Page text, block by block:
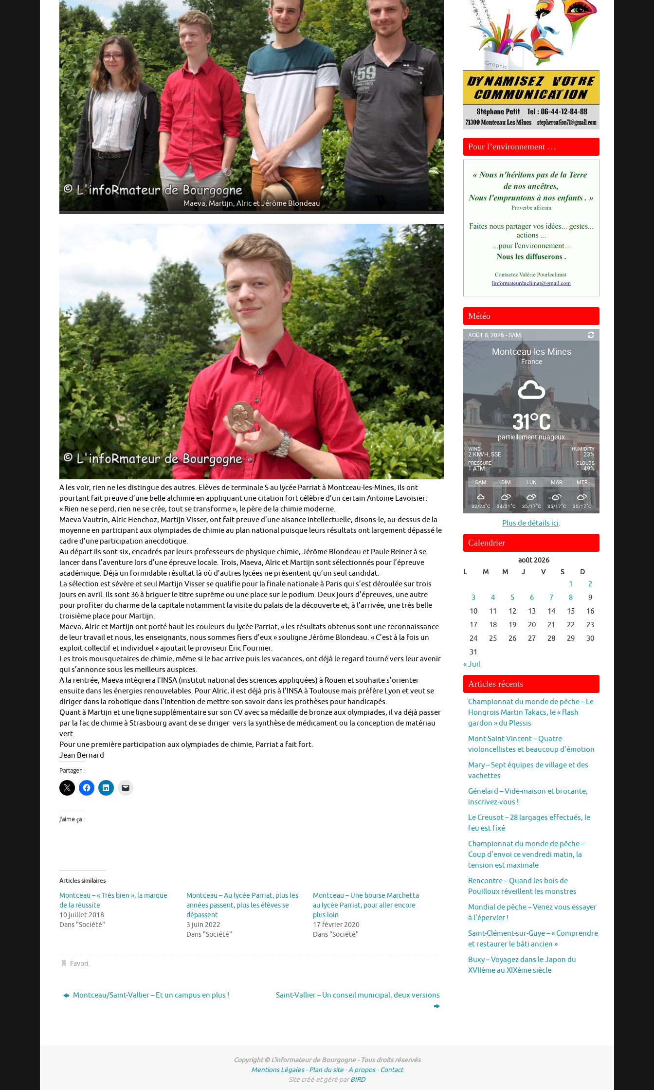
Maeva, Martijn, Alric et Jérôme Blondeau
A les voir, rien ne les distingue des autres. Elèves de terminale S au lycée Parriat à Montceau-les-Mines, ils ont
pourtant fait preuve d’une belle alchimie en appliquant une citation fort célèbre d’un certain Antoine Lavoisier:
« Rien ne se perd, rien ne se crée, tout se transforme », le père de la chimie moderne.
Maeva Vautrin, Alric Henchoz, Martijn Visser, ont fait preuve d’une aisance intellectuelle, disons-le, au-dessus de la
moyenne en participant aux olympiades de chimie au plan national puisque leurs résultats ont largement dépassé le
cadre d’une participation anecdotique.
Au départ ils sont six, encadrés par leurs professeurs de physique chimie, Jérôme Blondeau et Paule Reiner à se
lancer dans l’aventure lors d’une épreuve locale. Trois, Maeva, Alric et Martijn sont sélectionnés pour l’épreuve
académique. Déjà un formidable résultat là où d’autres lycées ne présentent qu’un seul candidat.
La sélection est sévère et seul Martijn Visser se qualifie pour la finale nationale à Paris qui s’est déroulée sur trois
jours en avril. Ils sont 36 à briguer le titre suprême ou une place sur le podium. Deux jours d’épreuves, une autre
pour profiter du charme de la capitale notamment la visite du palais de la découverte et, à l’arrivée, une très belle
troisième place pour Martijn.
Maeva, Alric et Martijn ont porté haut les couleurs du lycée Parriat, « les résultats obtenus sont une reconnaissance
de leur travail et nous, les enseignants, nous sommes fiers d’eux » souligne Jérôme Blondeau. « C’est à la fois un
exploit collectif et individuel » ajoutait le proviseur Eric Fournier.
Les trois mousquetaires de chimie, même si le bac arrive puis les vacances, ont déjà le regard tourné vers leur avenir
qui s’annonce sous les meilleurs auspices.
A la rentrée, Maeva intègrera l’INSA (institut national des sciences appliquées) à Rouen et souhaite s’orienter
ensuite dans les énergies renouvelables. Pour Alric, il est déjà pris à l’INSA à Toulouse mais préfère Lyon et veut se
diriger dans la robotique dans l’intention de mettre son savoir dans les prothèses pour handicapés.
Quant à Martijn et une ligne supplémentaire sur son CV avec sa médaille de bronze aux olympiades, il va déjà passer
par la fac de chimie à Strasbourg avant de se diriger vers la synthèse de médicament ou la conception de matériau
vert.
Pour une première participation aux olympiades de chimie, Parriat a fait fort.
Jean Bernard
Partager :
J’aime ça :
Articles similaires
Montceau – « Très bien », la marque
de la réussite
10 juillet 2018
Dans "Société"
Montceau – Au lycée Parriat, plus les
années passent, plus les élèves se
dépassent
3 juin 2022
Dans "Société"
Montceau – Une bourse Marchetta
au lycée Parriat, pour aller encore
plus loin
17 février 2020
Dans "Société"
Favori.
Montceau/Saint-Vallier – Et un campus en plus ! Saint-Vallier – Un conseil municipal, deux versions
Pour l’environnement …
Météo
AOÛT 8, 2026 - SAM.
Montceau-les-Mines
France
31°C
partiellement nuageux
WIND
2 KM/H, SSE
PRESSURE
1 ATM
HUMIDITY
23%
CLOUDS
49%
SAM DIM LUN MAR MER
32/24°C 34/21°C 35/17°C 35/17°C 35/17°C
Plus de détails ici.
Calendrier
août 2026
L
M M J V S D
1
2
3
4 5 6 7 8
9
10
11 12 13 14 15
16
17
18 19 20 21 22
23
24
25 26 27 28 29
30
31
« Juil
Articles récents
Championnat du monde de pêche – Le
Hongrois Martin Takacs, le « flash
gardon » du Plessis
Mont-Saint-Vincent – Quatre
violoncellistes et beaucoup d’émotion
Mary – Sept équipes de village et des
vachettes
Génelard – Vide-maison et brocante,
inscrivez-vous !
Le Creusot – 28 largages effectués, le
feu est fixé
Championnat du monde de pêche –
Coup d’envoi ce vendredi matin, la
tension est maximale
Rencontre – Quand les bois de
Pouilloux réveillent les monstres
Mondial de pêche – Venez vous essayer
à l’épervier !
Saint-Clément-sur-Guye – « Comprendre
et restaurer le bâti ancien »
Buxy – Voyagez dans le Japon du
XVIIème au XIXème siècle
Copyright © L'informateur de Bourgogne - Tous droits réservés
Mentions Légales-Plan du site -A propos-Contact
Site créé et géré parBIRD